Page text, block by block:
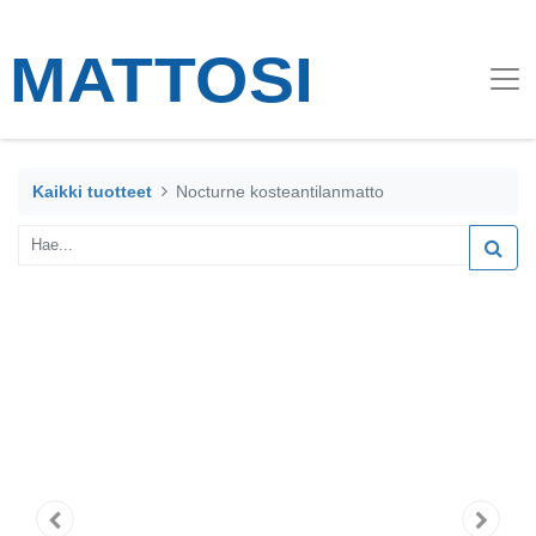
Kaikki tuotteet Nocturne kosteantilanmatto